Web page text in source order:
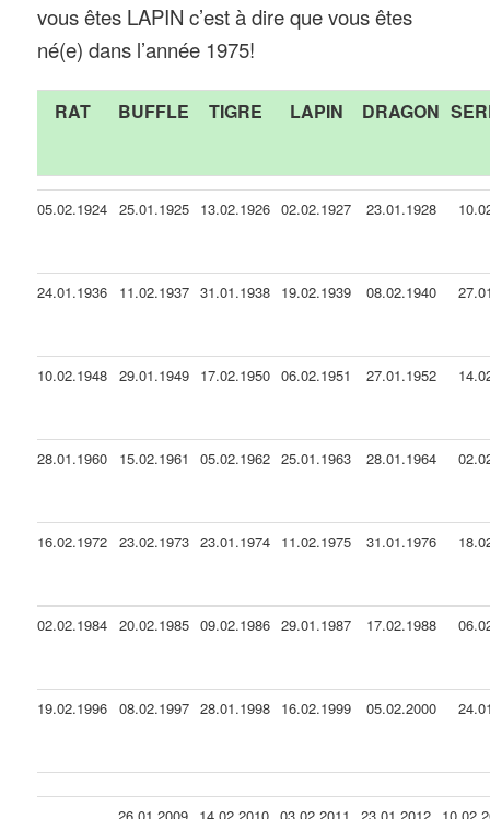
vous êtes LAPIN c’est à dire que vous êtes
né(e) dans l’année 1975!
RAT BUFFLE TIGRE LAPIN DRAGON
05.02.1924 25.01.1925 13.02.1926 02.02.1927 23.01.1928
24.01.1936 11.02.1937 31.01.1938 19.02.1939 08.02.1940
10.02.1948 29.01.1949 17.02.1950 06.02.1951 27.01.1952
28.01.1960 15.02.1961 05.02.1962 25.01.1963 28.01.1964
16.02.1972 23.02.1973 23.01.1974 11.02.1975 31.01.1976
02.02.1984 20.02.1985 09.02.1986 29.01.1987 17.02.1988
19.02.1996 08.02.1997 28.01.1998 16.02.1999 05.02.2000
26.01.2009 14.02.2010 03.02.2011 23.01.2012